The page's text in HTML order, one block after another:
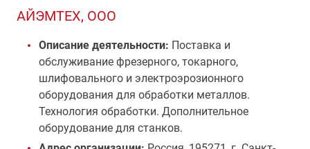
АЙЭМТЕХ, ООО
Описание деятельности: Поставка и
обслуживание фрезерного, токарного,
шлифовального и электроэрозионного
оборудования для обработки металлов.
Технология обработки. Дополнительное
оборудование для станков.